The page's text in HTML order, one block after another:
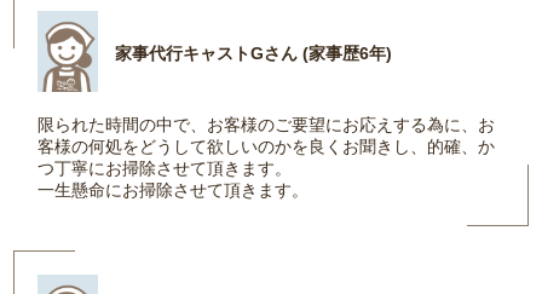
家事代行キャストGさん (家事歴6年)
限られた時間の中で、お客様のご要望にお応えする為に、お
客様の何処をどうして欲しいのかを良くお聞きし、的確、か
つ丁寧にお掃除させて頂きます。
一生懸命にお掃除させて頂きます。